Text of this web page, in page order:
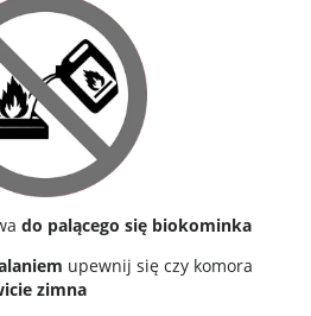
do palącego się biokominka
upewnij się czy komora
zimna